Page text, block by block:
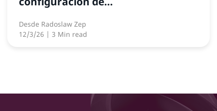
Desde Radoslaw Zep
12/3/26 | 3 Min read